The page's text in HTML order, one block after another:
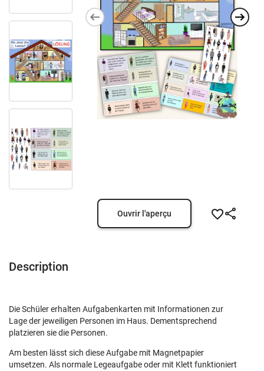
Ouvrir l'aperçu
Description
Die Schüler erhalten Aufgabenkarten mit Informationen zur
Lage der jeweiligen Personen im Haus. Dementsprechend
platzieren sie die Personen.
Am besten lässt sich diese Aufgabe mit Magnetpapier
umsetzen. Als normale Legeaufgabe oder mit Klett funktioniert